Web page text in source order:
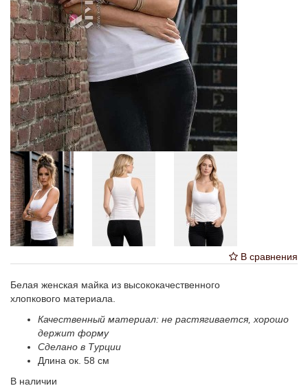
В сравнения
Белая женская майка из высококачественного
хлопкового материала.
Качественный материал: не растягивается, хорошо
держит форму
Сделано в Турции
Длина ок. 58 см
В наличии